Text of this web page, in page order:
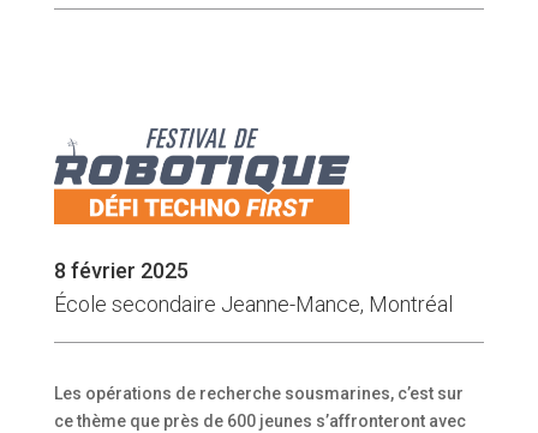
8 février 2025
École secondaire Jeanne-Mance, Montréal
Les opérations de recherche sousmarines, c’est sur
ce thème que près de 600 jeunes s’affronteront avec